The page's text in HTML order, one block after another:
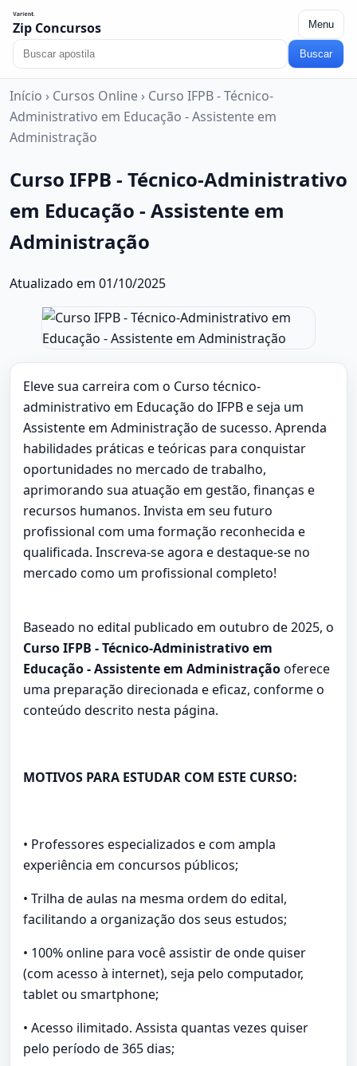
Zip Concursos Menu
Buscar
Início › Cursos Online › Curso IFPB - Técnico-
Administrativo em Educação - Assistente em
Administração
Curso IFPB - Técnico-Administrativo
em Educação - Assistente em
Administração
Atualizado em 01/10/2025
Eleve sua carreira com o Curso técnico-
administrativo em Educação do IFPB e seja um
Assistente em Administração de sucesso. Aprenda
habilidades práticas e teóricas para conquistar
oportunidades no mercado de trabalho,
aprimorando sua atuação em gestão, finanças e
recursos humanos. Invista em seu futuro
profissional com uma formação reconhecida e
qualificada. Inscreva-se agora e destaque-se no
mercado como um profissional completo!
Baseado no edital publicado em outubro de 2025, o
Curso IFPB - Técnico-Administrativo em
Educação - Assistente em Administraçãooferece
uma preparação direcionada e eficaz, conforme o
conteúdo descrito nesta página.
MOTIVOS PARA ESTUDAR COM ESTE CURSO:
• Professores especializados e com ampla
experiência em concursos públicos;
• Trilha de aulas na mesma ordem do edital,
facilitando a organização dos seus estudos;
• 100% online para você assistir de onde quiser
(com acesso à internet), seja pelo computador,
tablet ou smartphone;
• Acesso ilimitado. Assista quantas vezes quiser
pelo período de 365 dias;